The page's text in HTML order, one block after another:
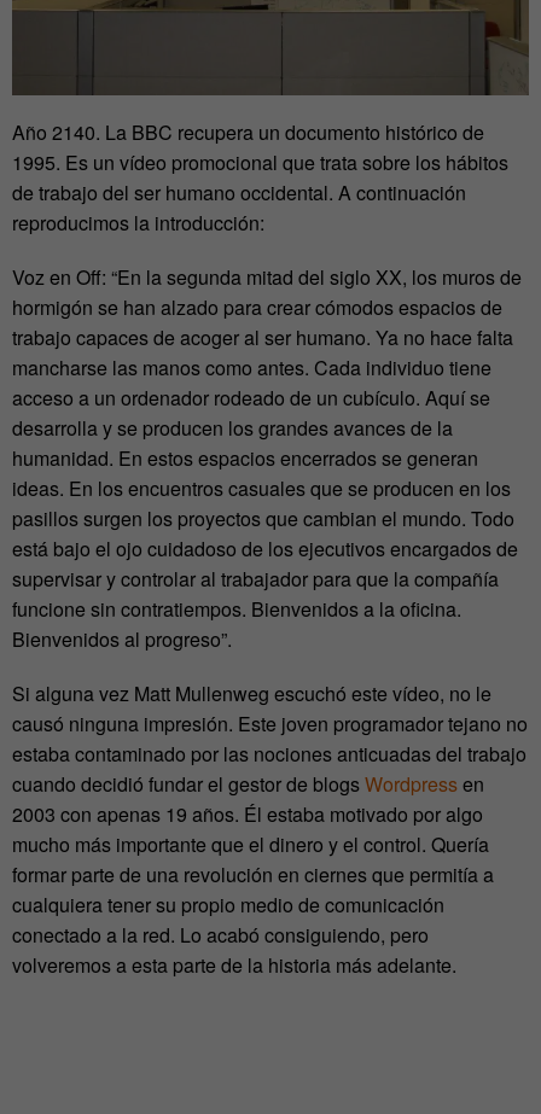
Año 2140. La BBC recupera un documento histórico de
1995. Es un vídeo promocional que trata sobre los hábitos
de trabajo del ser humano occidental. A continuación
reproducimos la introducción:
Voz en Off: “En la segunda mitad del siglo XX, los muros de
hormigón se han alzado para crear cómodos espacios de
trabajo capaces de acoger al ser humano. Ya no hace falta
mancharse las manos como antes. Cada individuo tiene
acceso a un ordenador rodeado de un cubículo. Aquí se
desarrolla y se producen los grandes avances de la
humanidad. En estos espacios encerrados se generan
ideas. En los encuentros casuales que se producen en los
pasillos surgen los proyectos que cambian el mundo. Todo
está bajo el ojo cuidadoso de los ejecutivos encargados de
supervisar y controlar al trabajador para que la compañía
funcione sin contratiempos. Bienvenidos a la oficina.
Bienvenidos al progreso”.
Si alguna vez Matt Mullenweg escuchó este vídeo, no le
causó ninguna impresión. Este joven programador tejano no
estaba contaminado por las nociones anticuadas del trabajo
cuando decidió fundar el gestor de blogsWordpressen
2003 con apenas 19 años. Él estaba motivado por algo
mucho más importante que el dinero y el control. Quería
formar parte de una revolución en ciernes que permitía a
cualquiera tener su propio medio de comunicación
conectado a la red. Lo acabó consiguiendo, pero
volveremos a esta parte de la historia más adelante.